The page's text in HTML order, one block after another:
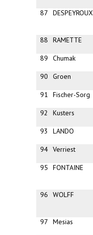
87 DESPEYROUX
88 RAMETTE
89 Chumak
90 Groen
91 Fischer-Sorg
92 Kusters
93 LANDO
94 Verriest
95 FONTAINE
96 WOLFF
97 Mesias